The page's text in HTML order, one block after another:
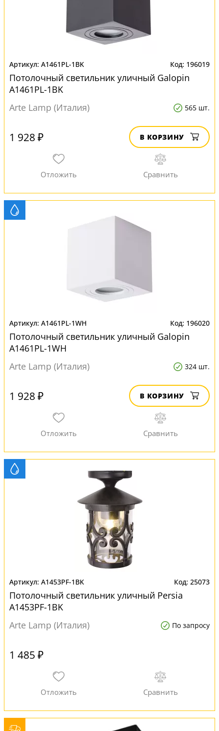
A1461PL-1BK 196019
Потолочный светильник уличный Galopin
A1461PL-1BK
Arte Lamp (Италия)
565 шт.
1 928 ₽ В КОРЗИНУ
A1461PL-1WH 196020
Потолочный светильник уличный Galopin
A1461PL-1WH
Arte Lamp (Италия)
324 шт.
1 928 ₽ В КОРЗИНУ
A1453PF-1BK 25073
Потолочный светильник уличный Persia
A1453PF-1BK
Arte Lamp (Италия)
По запросу
1 485 ₽